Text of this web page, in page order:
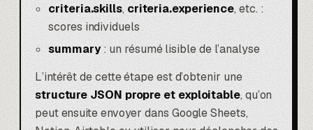
criteria.skills, criteria.experience, etc. :
scores individuels
summary: un résumé lisible de l’analyse
L’intérêt de cette étape est d’obtenir une
structure JSON propre et exploitable, qu’on
peut ensuite envoyer dans Google Sheets,